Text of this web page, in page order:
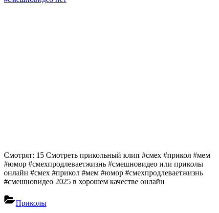
Смотрят: 15 Смотреть прикольный клип #смех #прикол #мем
#юмор #смехпродлеваетжизнь #смешновидео или приколы
онлайн #смех #прикол #мем #юмор #смехпродлеваетжизнь
#смешновидео 2025 в хорошем качестве онлайн
Приколы